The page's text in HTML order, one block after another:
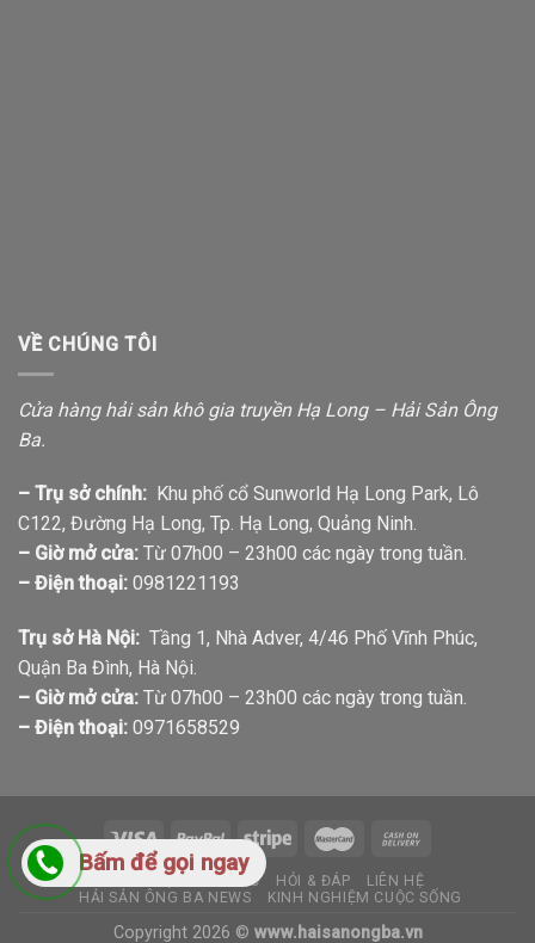
VỀ CHÚNG TÔI
Cửa hàng hải sản khô gia truyền Hạ Long – Hải Sản Ông
Ba.
– Trụ sở chính: Khu phố cổ Sunworld Hạ Long Park, Lô
C122, Đường Hạ Long, Tp. Hạ Long, Quảng Ninh.
– Giờ mở cửa: Từ 07h00 – 23h00 các ngày trong tuần.
– Điện thoại: 0981221193
Trụ sở Hà Nội: Tầng 1, Nhà Adver, 4/46 Phố Vĩnh Phúc,
Quận Ba Đình, Hà Nội.
– Giờ mở cửa: Từ 07h00 – 23h00 các ngày trong tuần.
– Điện thoại: 0971658529
TIN TỨC HỎI & ĐÁP
LIÊN HỆ
HẢI SẢN ÔNG BA NEWS
KINH NGHIỆM CUỘC SỐNG
Copyright 2026 © www.haisanongba.vn
Bấm để gọi ngay